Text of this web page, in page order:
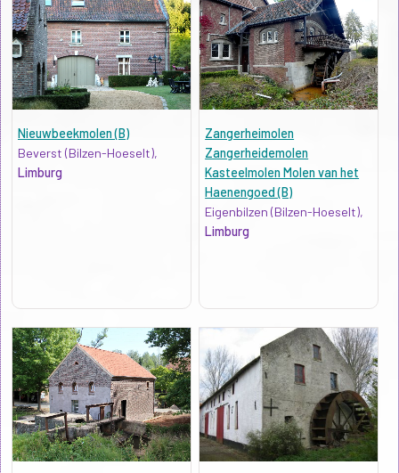
Nieuwbeekmolen (B)
Beverst (Bilzen-Hoeselt),
Limburg
Zangerheimolen
Zangerheidemolen
Kasteelmolen Molen van het
Haenengoed (B)
Eigenbilzen (Bilzen-Hoeselt),
Limburg